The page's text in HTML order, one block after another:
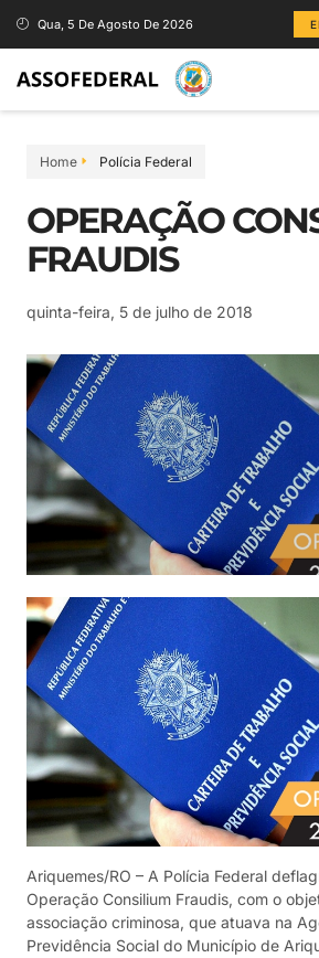
Qua, 5 De Agosto De 2026
Home Polícia Federal
OPERAÇÃO
FRAUDIS
quinta-feira, 5 de julho de 2018
Ariquemes/RO – A Polícia Federal
Operação Consilium Fraudis, com o
associação criminosa, que atuava na
Previdência Social do Município de